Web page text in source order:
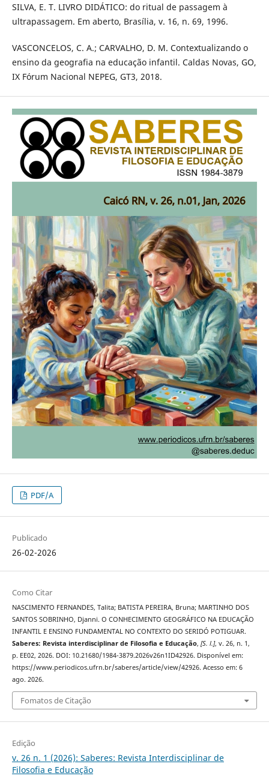
SILVA, E. T. LIVRO DIDÁTICO: do ritual de passagem à
ultrapassagem. Em aberto, Brasília, v. 16, n. 69, 1996.
VASCONCELOS, C. A.; CARVALHO, D. M. Contextualizando o
ensino da geografia na educação infantil. Caldas Novas, GO,
IX Fórum Nacional NEPEG, GT3, 2018.
PDF/A
Publicado
26-02-2026
Como Citar
NASCIMENTO FERNANDES, Talita; BATISTA PEREIRA, Bruna; MARTINHO DOS
SANTOS SOBRINHO, Djanni. O CONHECIMENTO GEOGRÁFICO NA EDUCAÇÃO
INFANTIL E ENSINO FUNDAMENTAL NO CONTEXTO DO SERIDÓ POTIGUAR.
Saberes: Revista interdisciplinar de Filosofia e Educação, [S. l.], v. 26, n. 1,
p. EE02, 2026. DOI: 10.21680/1984-3879.2026v26n1ID42926. Disponível em:
https://www.periodicos.ufrn.br/saberes/article/view/42926. Acesso em: 6
ago. 2026.
Fomatos de Citação
Edição
v. 26 n. 1 (2026): Saberes: Revista Interdisciplinar de
Filosofia e Educação